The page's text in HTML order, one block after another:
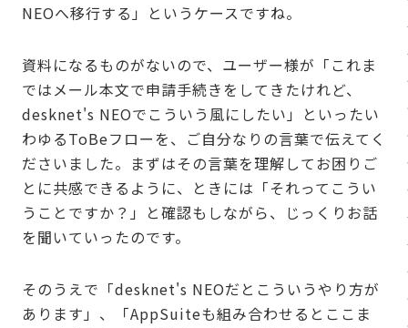
NEOへ移行する」というケースですね。
資料になるものがないので、ユーザー様が「これま
ではメール本文で申請手続きをしてきたけれど、
desknet's NEOでこういう風にしたい」といったい
わゆるToBeフローを、ご自分なりの言葉で伝えてく
ださいました。まずはその言葉を理解してお困りご
とに共感できるように、ときには「それってこうい
うことですか？」と確認もしながら、じっくりお話
を聞いていったのです。
そのうえで「desknet's NEOだとこういうやり方が
あります」、「AppSuiteも組み合わせるとここま